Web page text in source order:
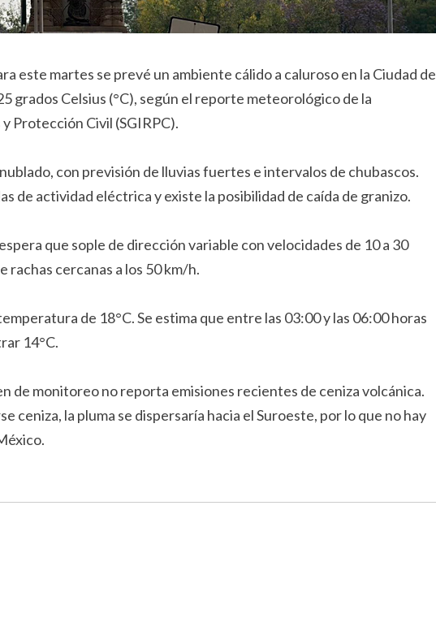
este martes se prevé un ambiente cálido a caluroso en la Ciudad de
grados Celsius (°C), según el reporte meteorológico de la
Protección Civil (SGIRPC).
con previsión de lluvias fuertes e intervalos de chubascos.
de actividad eléctrica y existe la posibilidad de caída de granizo.
que sople de dirección variable con velocidades de 10 a 30
cercanas a los 50 km/h.
de 18°C. Se estima que entre las 03:00 y las 06:00 horas
14°C.
de monitoreo no reporta emisiones recientes de ceniza volcánica.
ceniza, la pluma se dispersaría hacia el Suroeste, por lo que no hay